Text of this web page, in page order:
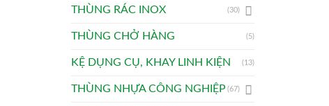
THÙNG RÁC INOX (30)
THÙNG CHỞ HÀNG (5)
KỆ DỤNG CỤ, KHAY LINH KIỆN (13)
THÙNG NHỰA CÔNG NGHIỆP(67)